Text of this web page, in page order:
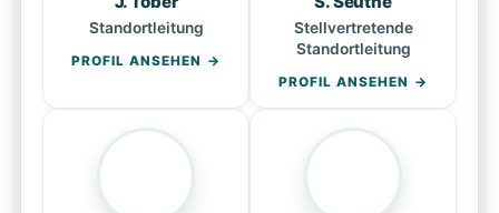
Standortleitung
PROFIL ANSEHEN
Stellvertretende
Standortleitung
PROFIL ANSEHEN